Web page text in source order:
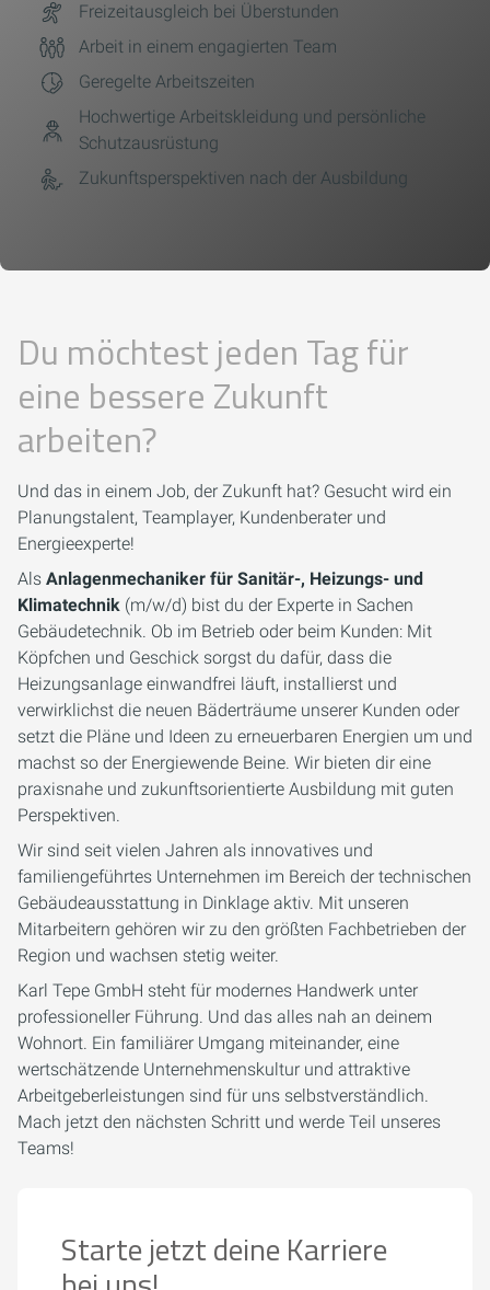
Freizeitausgleich bei Überstunden
Arbeit in einem engagierten Team
Geregelte Arbeitszeiten
Hochwertige Arbeitskleidung und persönliche
Schutzausrüstung
Zukunftsperspektiven nach der Ausbildung
Du möchtest jeden Tag für
eine bessere Zukunft
arbeiten?
Und das in einem Job, der Zukunft hat? Gesucht wird ein
Planungstalent, Teamplayer, Kundenberater und
Energieexperte!
Als Anlagenmechaniker für Sanitär-, Heizungs- und
Klimatechnik (m/w/d) bist du der Experte in Sachen
Gebäudetechnik. Ob im Betrieb oder beim Kunden: Mit
Köpfchen und Geschick sorgst du dafür, dass die
Heizungsanlage einwandfrei läuft, installierst und
verwirklichst die neuen Bäderträume unserer Kunden oder
setzt die Pläne und Ideen zu erneuerbaren Energien um und
machst so der Energiewende Beine. Wir bieten dir eine
praxisnahe und zukunftsorientierte Ausbildung mit guten
Perspektiven.
Wir sind seit vielen Jahren als innovatives und
familiengeführtes Unternehmen im Bereich der technischen
Gebäudeausstattung in Dinklage aktiv. Mit unseren
Mitarbeitern gehören wir zu den größten Fachbetrieben der
Region und wachsen stetig weiter.
Karl Tepe GmbH steht für modernes Handwerk unter
professioneller Führung. Und das alles nah an deinem
Wohnort. Ein familiärer Umgang miteinander, eine
wertschätzende Unternehmenskultur und attraktive
Arbeitgeberleistungen sind für uns selbstverständlich.
Mach jetzt den nächsten Schritt und werde Teil unseres
Teams!
Starte jetzt deine Karriere